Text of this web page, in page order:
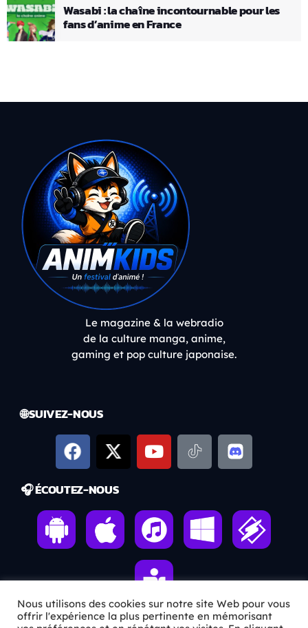
Wasabi : la chaîne incontournable pour les
fans d’anime en France
Le magazine & la webradio
de la culture manga, anime,
gaming et pop culture japonaise.
🌐 SUIVEZ-NOUS
🎧 ÉCOUTEZ-NOUS
Nous utilisons des cookies sur notre site Web pour vous
offrir l'expérience la plus pertinente en mémorisant